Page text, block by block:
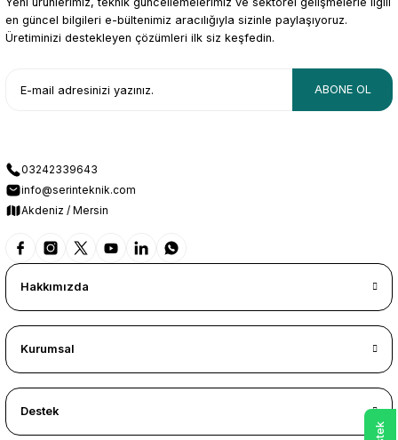
en güncel bilgileri e-bültenimiz aracılığıyla sizinle paylaşıyoruz.
Üretiminizi destekleyen çözümleri ilk siz keşfedin.
ABONE OL
03242339643
info@serinteknik.com
Akdeniz / Mersin
Hakkımızda
Kurumsal
Destek